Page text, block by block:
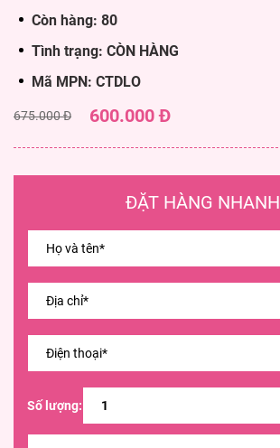
Còn hàng: 80
Tình trạng: CÒN HÀNG
Mã MPN: CTDLO
675.000 Đ 600.000 Đ
ĐẶT HÀNG NHANH
Số lượng: